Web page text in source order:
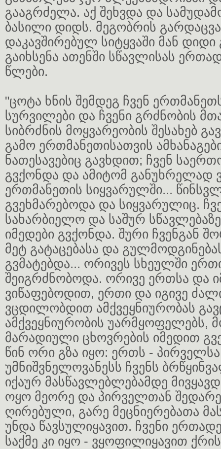
გააგრძელა. აქ შეხვდა და
ბასილი დიდს. მეგობრის
დაკავშირებულ სიტყვაში მან
გაიხსენა ათენში სწავლისას
წლები.
"ცოტა ხნის შემდეგ ჩვენ
სურვილები და ჩვენი გრძნობის
სიბრძნის მოყვარეობის შესახებ
გამო ერთმანეთისათვის
ნათესავებიც გავხდით; ჩვენ
გვქონდა და ამიტომ განუხრელად
ერთმანეთის სიყვარულში...
გვეხმარებოდა და სიყვარულიც.
სახარბიელო და საშურ
იმედები გვქონდა. შური ჩვენგან
მეტ გატაცებასა და
გვმატებდა... ორივეს სხეულში
შეიგრძნობოდა. ორივე ერთსა და
ვიწაფებოდით, ერთი და იგივე
ვცდილობდით ამქვეყნიურობას
ამქვეყნიურობის უარმყოფელებს,
მარადიული ცხოვრების იმედით
წინ ორი გზა იყო: ერთს -
უმნიშვნელოვანესს ჩვენს
იქაურ მასწავლებლებამდე
ოყო მეორე და პირველთან
ღირებული, გარე მეცნიერებათა
უნდა წავსულიყავით. ჩვენი
საქმე კი იყო - ვყოფილიყავით